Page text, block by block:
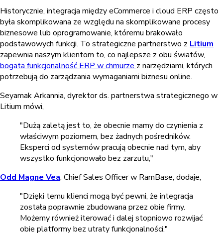
Historycznie, integracja między eCommerce i cloud ERP często
była skomplikowana ze względu na skomplikowane procesy
biznesowe lub oprogramowanie, któremu brakowało
podstawowych funkcji. To strategiczne partnerstwo z Litium
zapewnia naszym klientom to, co najlepsze z obu światów,
bogata funkcjonalność ERP w chmurze z narzędziami, których
potrzebują do zarządzania wymaganiami biznesu online.
Seyamak Arkannia, dyrektor ds. partnerstwa strategicznego w
Litium mówi,
"Dużą zaletą jest to, że obecnie mamy do czynienia z
właściwym poziomem, bez żadnych pośredników.
Eksperci od systemów pracują obecnie nad tym, aby
wszystko funkcjonowało bez zarzutu,"
Odd Magne Vea, Chief Sales Officer w RamBase, dodaje,
"Dzięki temu klienci mogą być pewni, że integracja
została poprawnie zbudowana przez obie firmy.
Możemy również iterować i dalej stopniowo rozwijać
obie platformy bez utraty funkcjonalności."